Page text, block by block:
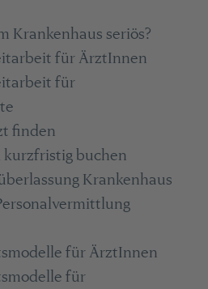
Krankenhaus seriös?
für ÄrztInnen
für
finden
kurzfristig buchen
Krankenhaus
für ÄrztInnen
für